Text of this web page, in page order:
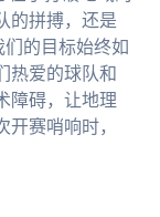
的拼搏，还是
的目标始终如
热爱的球队和
障碍，让地理
赛哨响时，